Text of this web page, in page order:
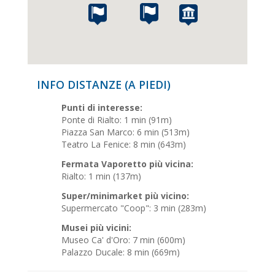
INFO DISTANZE (A PIEDI)
Punti di interesse:
Ponte di Rialto: 1 min (91m)
Piazza San Marco: 6 min (513m)
Teatro La Fenice: 8 min (643m)
Fermata Vaporetto più vicina:
Rialto: 1 min (137m)
Super/minimarket più vicino:
Supermercato "Coop": 3 min (283m)
Musei più vicini:
Museo Ca' d'Oro: 7 min (600m)
Palazzo Ducale: 8 min (669m)